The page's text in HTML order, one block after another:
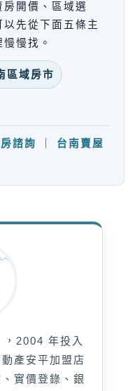
開價、區域選
先從下面五條主
慢找。
區域房市
諮詢
台南賣屋
，2004 年投入
產安平加盟店
實價登錄、銀